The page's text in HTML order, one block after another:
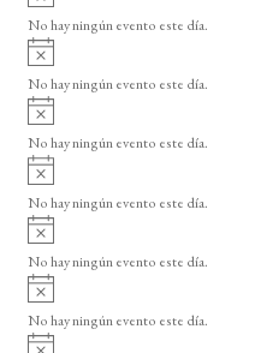
o
v
i
o
No hay ningún evento este día.
A
v
i
o
No hay ningún evento este día.
A
v
i
o
No hay ningún evento este día.
A
v
i
o
No hay ningún evento este día.
A
v
i
o
No hay ningún evento este día.
A
v
i
No hay ningún evento este día.
A